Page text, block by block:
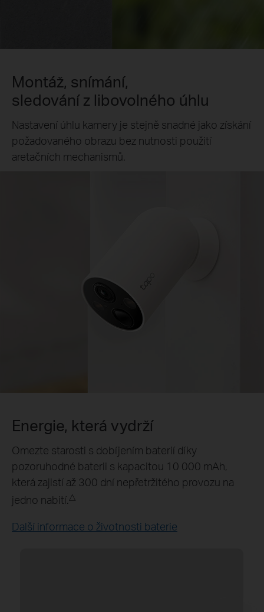
Montáž, snímání,
sledování z libovolného úhlu
Nastavení úhlu kamery je stejně snadné jako získání
požadovaného obrazu bez nutnosti použití
aretačních mechanismů.
Podporuje solární panel Tapo
Solární panel Tapo A200 zajišťuje nepřetržité
napájení zařízení Tapo C425 po celý den.*